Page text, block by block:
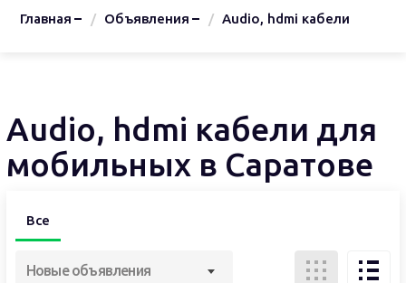
Главная Объявления Audio, hdmi кабели
Audio, hdmi кабели для
мобильных в Саратове
Все
Новые объявления